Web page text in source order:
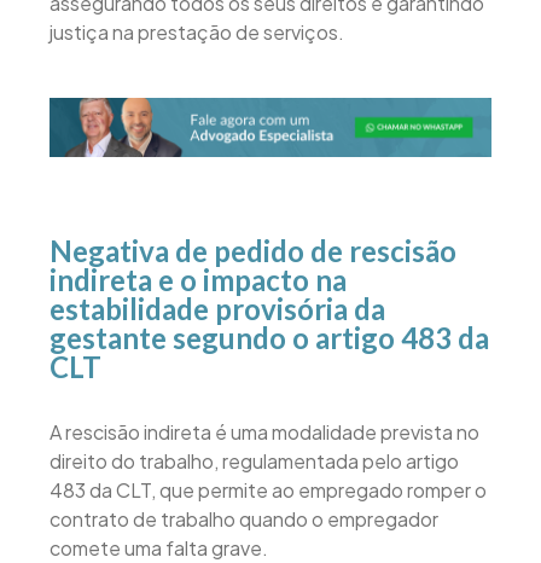
justiça na prestação de serviços.
Negativa de pedido de rescisão
indireta e o impacto na
estabilidade provisória da
gestante segundo o artigo 483 da
CLT
A rescisão indireta é uma modalidade prevista no
direito do trabalho, regulamentada pelo artigo
483 da CLT, que permite ao empregado romper o
contrato de trabalho quando o empregador
comete uma falta grave.